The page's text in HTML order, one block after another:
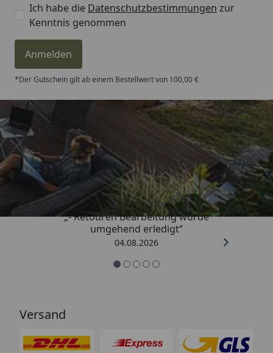
Ich habe die Datenschutzbestimmungen zur
Kenntnis genommen
Anmelden
*Der Gutschein gilt ab einem Bestellwert von 100,00 €
Trusted Shops
4,81/ 5
„- Retouren Bearbeitung wurde
umgehend erledigt“
04.08.2026
Versand